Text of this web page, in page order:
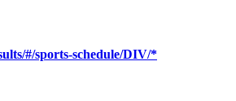
#/sports-schedule/DIV/*